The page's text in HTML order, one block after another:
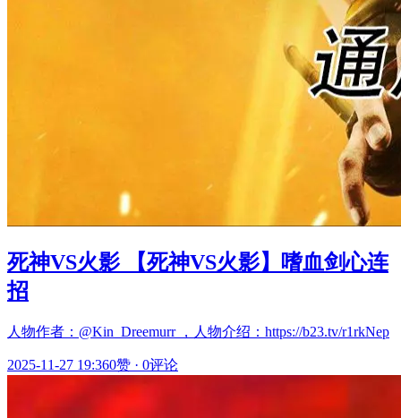
死神VS火影 【死神VS火影】嗜血剑心连
招
人物作者：@Kin_Dreemurr ，人物介绍：https://b23.tv/r1rkNep
2025-11-27 19:360赞 · 0评论